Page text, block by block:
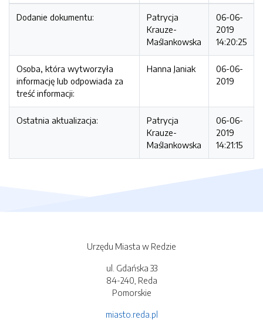
Dodanie dokumentu:
Patrycja
Krauze-
Maślankowska
06-06-
2019
14:20:25
Osoba, która wytworzyła
informację lub odpowiada za
treść informacji:
Hanna Janiak
06-06-
2019
Ostatnia aktualizacja:
Patrycja
Krauze-
Maślankowska
06-06-
2019
14:21:15
Urzędu Miasta w Redzie
ul. Gdańska 33
84-240, Reda
Pomorskie
miasto.reda.pl